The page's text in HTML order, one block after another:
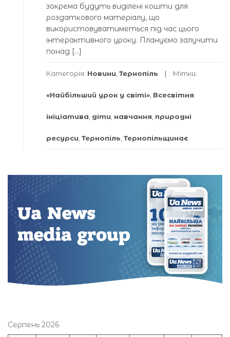
зокрема будуть виділені кошти для
роздаткового матеріалу, що
використовуватиметься під час цього
інтерактивного уроку. Плануємо залучити
понад […]
Категорія: Новини Тернопіль Мітки:
«Найбільший урок у світі» Всесвітня
ініціатива діти навчання природні
ресурси Тернопіль Тернопільщинає
Серпень 2026